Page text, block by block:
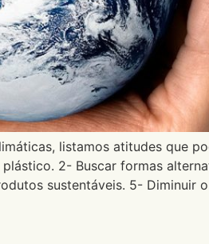
listamos atitudes que
2- Buscar formas
sustentáveis. 5- Diminuir